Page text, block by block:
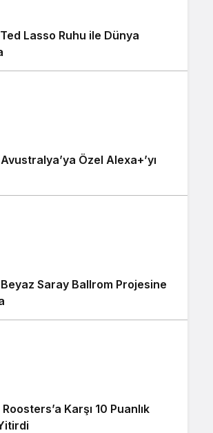
Lasso Ruhu ile Dünya
Özel Alexa+’yı
Beyaz Saray Ballrom Projesine
Karşı 10 Puanlık